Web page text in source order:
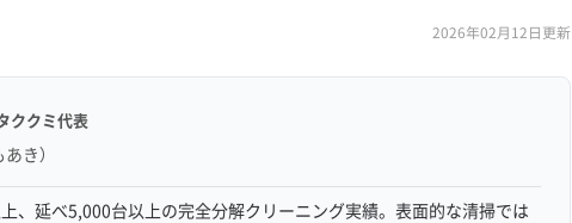
2026年02月12日更新
ククミ代表
き）
、延べ5,000台以上の完全分解クリーニング実績。表面的な清掃では